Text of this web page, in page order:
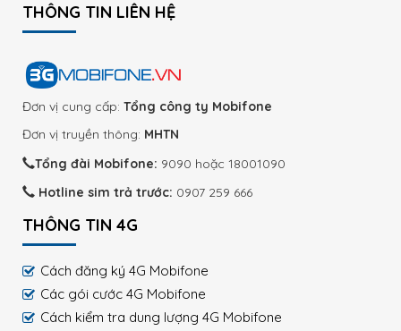
THÔNG TIN LIÊN HỆ
Đơn vị cung cấp: Tổng công ty Mobifone
Đơn vị truyền thông: MHTN
Tổng đài Mobifone: 9090 hoặc 18001090
Hotline sim trả trước: 0907 259 666
THÔNG TIN 4G
Cách đăng ký 4G Mobifone
Các gói cước 4G Mobifone
Cách kiểm tra dung lượng 4G Mobifone